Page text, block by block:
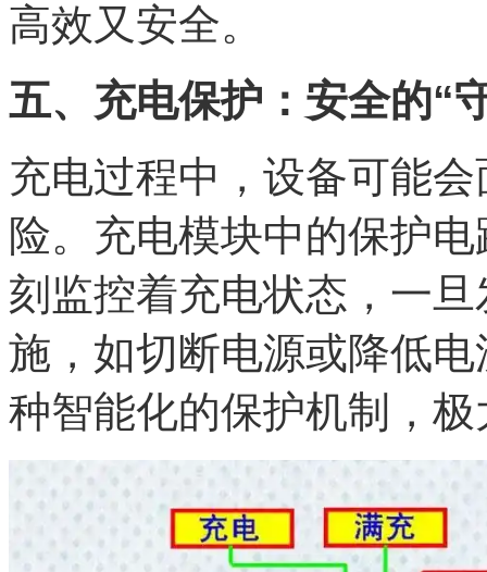
高效又安全。
五、充电保护：安全的“
充电过程中，设备可能
险。充电模块中的保护
刻监控着充电状态，一
施，如切断电源或降低
种智能化的保护机制，